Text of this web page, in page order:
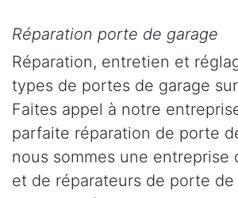
Réparation porte de garage
Réparation, entretien et
types de portes de garage
Faites appel à notre
parfaite réparation de porte
nous sommes une entreprise
et de réparateurs de porte de